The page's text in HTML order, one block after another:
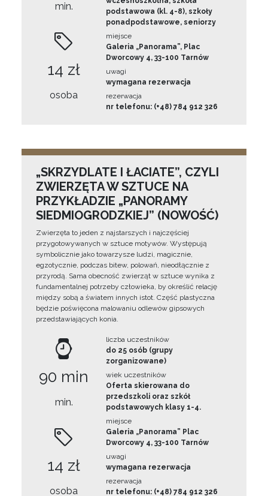
min.
14 zł
osoba
podstawowa (kl. 4-8), szkoły
ponadpodstawowe, seniorzy
miejsce
Galeria „Panorama”, Plac
Dworcowy 4, 33-100 Tarnów
uwagi
wymagana rezerwacja
rezerwacja
nr telefonu: (+48) 784 912 326
„SKRZYDLATE I ŁACIATE”, CZYLI
ZWIERZĘTA W SZTUCE NA
PRZYKŁADZIE „PANORAMY
SIEDMIOGRODZKIEJ” (NOWOŚĆ)
Zwierzęta to jeden z najstarszych i najczęściej
przygotowywanych w sztuce motywów. Występują
symbolicznie jako towarzysze ludzi, magicznie,
egzotycznie, podczas bitew, polowań, nieodłącznie z
przyrodą. Sama obecność zwierząt w sztuce wynika z
fundamentalnej potrzeby człowieka, by określić relację
między sobą a światem innych istot. Część plastyczna
będzie poświęcona malowaniu odlewów gipsowych
przedstawiających konia.
90 min
min.
14 zł
osoba
liczba uczestników
do 25 osób (grupy
zorganizowane)
wiek uczestników
Oferta skierowana do
przedszkoli oraz szkół
podstawowych klasy 1-4.
miejsce
Galeria „Panorama” Plac
Dworcowy 4, 33-100 Tarnów
uwagi
wymagana rezerwacja
rezerwacja
nr telefonu: (+48) 784 912 326